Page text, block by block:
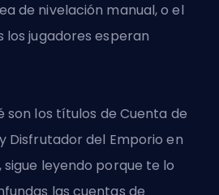
de nivelación manual, o el
los jugadores esperan
son los títulos de Cuenta de
Disfrutador del Emporio en
sigue leyendo porque te lo